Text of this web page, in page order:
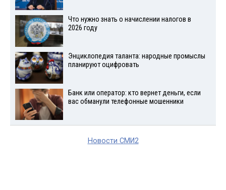
Что нужно знать о начислении налогов в
2026 году
Энциклопедия таланта: народные промыслы
планируют оцифровать
Банк или оператор: кто вернет деньги, если
вас обманули телефонные мошенники
Новости СМИ2